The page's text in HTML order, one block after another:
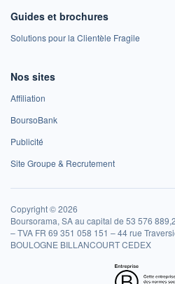
Guides et brochures
Solutions pour la Clientèle Fragile
Nos sites
Affiliation
BoursoBank
Publicité
Site Groupe & Recrutement
Copyright © 2026
Boursorama, SA au capital de 53 576
– TVA FR 69 351 058 151 – 44 rue
BOULOGNE BILLANCOURT CEDEX